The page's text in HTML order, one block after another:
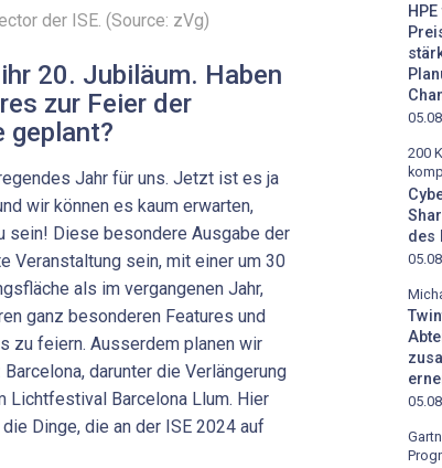
der ISE. (Source: zVg)
20. Jubiläum. Haben
zur Feier der
geplant?
Jahr für uns. Jetzt ist es ja
wir können es kaum erwarten,
sein! Diese besondere Ausgabe der
Veranstaltung sein, mit einer um 30
als im vergangenen Jahr,
ganz besonderen Features und
zu feiern. Ausserdem planen wir
darunter die Verlängerung
Lichtfestival Barcelona Llum. Hier
Dinge, die an der ISE 2024 auf
200
des